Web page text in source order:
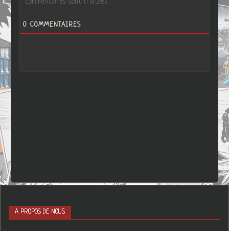
commentaires sont traitées.
0 COMMENTAIRES
A PROPOS DE NOUS